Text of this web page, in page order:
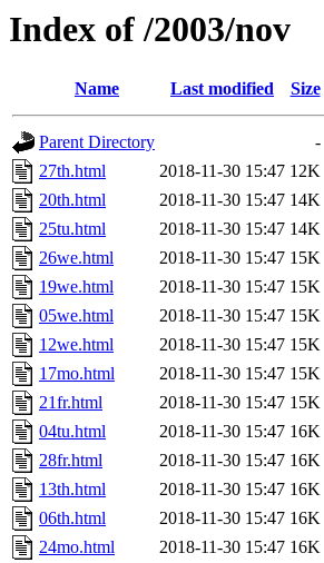
Index of /2003/nov
Name Last modified Size
Parent Directory
-
27th.html
2018-11-30 15:47 12K
20th.html
2018-11-30 15:47 14K
25tu.html
2018-11-30 15:47 14K
26we.html
2018-11-30 15:47 15K
19we.html
2018-11-30 15:47 15K
05we.html
2018-11-30 15:47 15K
12we.html
2018-11-30 15:47 15K
17mo.html
2018-11-30 15:47 15K
21fr.html
2018-11-30 15:47 15K
04tu.html
2018-11-30 15:47 16K
28fr.html
2018-11-30 15:47 16K
13th.html
2018-11-30 15:47 16K
06th.html
2018-11-30 15:47 16K
24mo.html
2018-11-30 15:47 16K